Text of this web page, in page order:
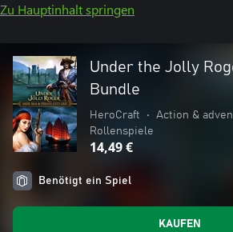
Zu Hauptinhalt springen
Under the Jolly
Bundle
HeroCraft • Action &
Rollenspiele
14,49 €
Benötigt ein Spiel
KAUFEN